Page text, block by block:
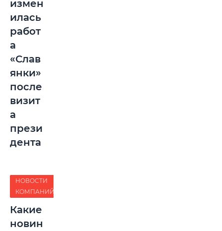
измен
илась
работ
а
«Слав
янки»
после
визит
а
прези
дента
НОВОСТИ
КОМПАНИЙ
Какие
новин